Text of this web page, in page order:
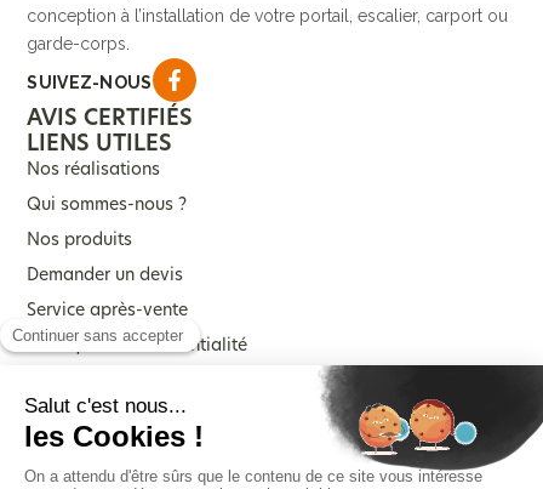
conception à l’installation de votre portail, escalier, carport ou
garde-corps.
SUIVEZ-NOUS
NOS PRODUITS
Portails
Escalier
LIENS UTILES
Nos réalisations
Qui sommes-nous ?
Nos produits
Demander un devis
Service après-vente
Politique de confidentialité
AVIS CERTIFIÉS